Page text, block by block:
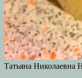
Татьяна Николаевна